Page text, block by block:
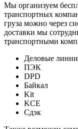
Мы организуем
транспортных
груза можно через
доставки мы
транспортными
Деловые линии
ПЭК
DPD
Байкал
Kit
KCE
Сдэк